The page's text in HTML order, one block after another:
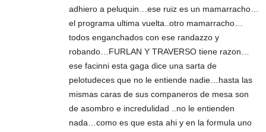
adhiero a peluquin…ese ruiz es un mamarracho…
el programa ultima vuelta..otro mamarracho…
todos enganchados con ese randazzo y
robando…FURLAN Y TRAVERSO tiene razon…
ese facinni esta gaga dice una sarta de
pelotudeces que no le entiende nadie…hasta las
mismas caras de sus companeros de mesa son
de asombro e incredulidad ..no le entienden
nada…como es que esta ahi y en la formula uno